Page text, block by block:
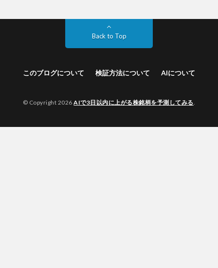
Back to Top
このブログについて 検証方法について AIについて
© Copyright 2026AIで3日以内に上がる株銘柄を予測してみる.